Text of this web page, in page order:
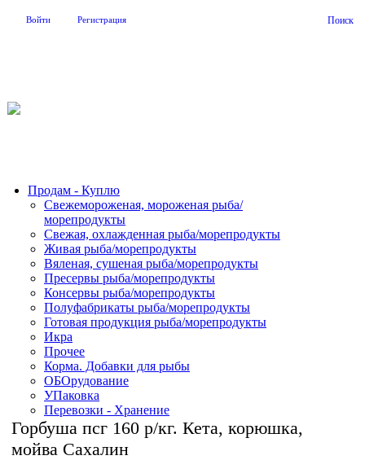
Войти Регистрация Поиск
Продам - Куплю
Свежемороженая, мороженая рыба/
морепродукты
Свежая, охлажденная рыба/морепродукты
Живая рыба/морепродукты
Вяленая, сушеная рыба/морепродукты
Пресервы рыба/морепродукты
Консервы рыба/морепродукты
Полуфабрикаты рыба/морепродукты
Готовая продукция рыба/морепродукты
Икра
Прочее
Корма. Добавки для рыбы
ОБОрудование
УПаковка
Перевозки - Хранение
Горбуша псг 160 р/кг. Кета, корюшка,
мойва Сахалин